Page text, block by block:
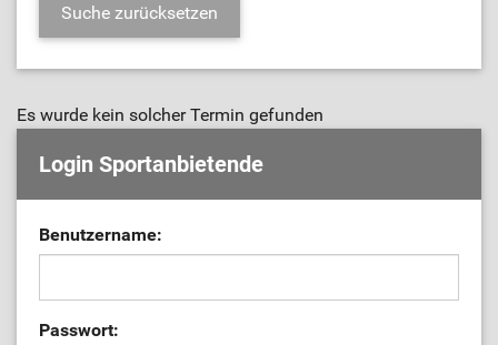
Es wurde kein solcher Termin gefunden
Login Sportanbietende
Benutzername:
Passwort: